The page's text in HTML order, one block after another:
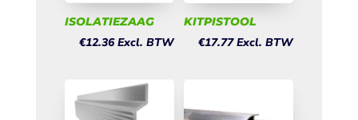
ISOLATIEZAAG
€12.36 Excl. BTW
KITPISTOOL
€17.77 Excl. BTW